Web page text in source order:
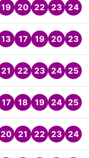
19 20 22 23 24
13 17 19 20 23
21 22 23 24 25
17 18 19 24 25
20 21 22 23 24